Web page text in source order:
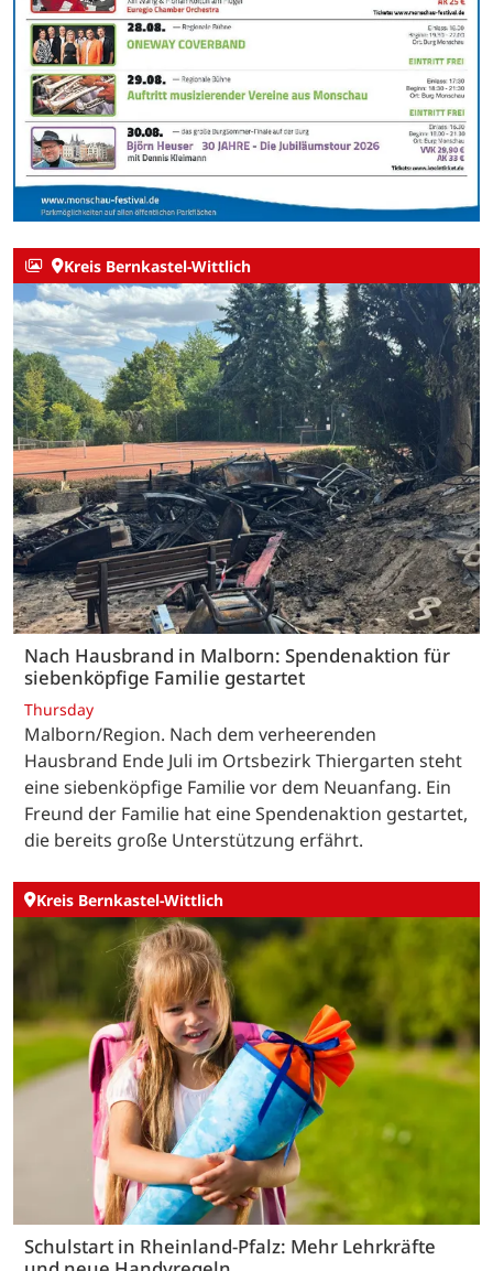
Kreis Bernkastel-Wittlich
Nach Hausbrand in Malborn: Spendenaktion für
siebenköpfige Familie gestartet
Thursday
Malborn/Region. Nach dem verheerenden
Hausbrand Ende Juli im Ortsbezirk Thiergarten steht
eine siebenköpfige Familie vor dem Neuanfang. Ein
Freund der Familie hat eine Spendenaktion gestartet,
die bereits große Unterstützung erfährt.
Kreis Bernkastel-Wittlich
Schulstart in Rheinland-Pfalz: Mehr Lehrkräfte